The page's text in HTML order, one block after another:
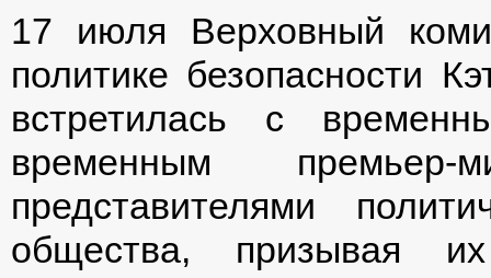
17 июля Верховный
политике безопасности
встретилась с
временным
представителями
общества, призывая